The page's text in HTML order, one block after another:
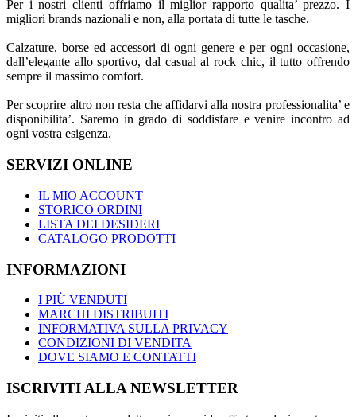
Per i nostri clienti offriamo il miglior rapporto qualita’ prezzo. I
migliori brands nazionali e non, alla portata di tutte le tasche.
Calzature, borse ed accessori di ogni genere e per ogni occasione,
dall’elegante allo sportivo, dal casual al rock chic, il tutto offrendo
sempre il massimo comfort.
Per scoprire altro non resta che affidarvi alla nostra professionalita’ e
disponibilita’. Saremo in grado di soddisfare e venire incontro ad
ogni vostra esigenza.
SERVIZI ONLINE
IL MIO ACCOUNT
STORICO ORDINI
LISTA DEI DESIDERI
CATALOGO PRODOTTI
INFORMAZIONI
I PIÙ VENDUTI
MARCHI DISTRIBUITI
INFORMATIVA SULLA PRIVACY
CONDIZIONI DI VENDITA
DOVE SIAMO E CONTATTI
ISCRIVITI ALLA NEWSLETTER